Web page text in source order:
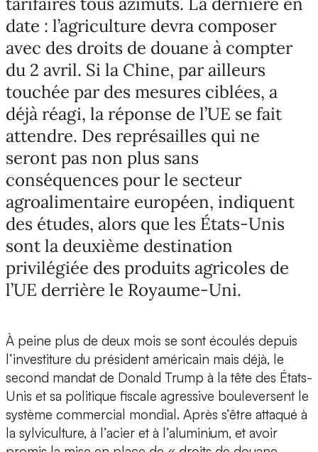
date : l’agriculture devra composer
avec des droits de douane à compter
du 2 avril. Si la Chine, par ailleurs
touchée par des mesures ciblées, a
déjà réagi, la réponse de l’UE se fait
attendre. Des représailles qui ne
seront pas non plus sans
conséquences pour le secteur
agroalimentaire européen, indiquent
des études, alors que les États-Unis
sont la deuxième destination
privilégiée des produits agricoles de
l’UE derrière le Royaume-Uni.
À peine plus de deux mois se sont écoulés depuis
l’investiture du président américain mais déjà, le
second mandat de Donald Trump à la tête des États-
Unis et sa politique fiscale agressive bouleversent le
système commercial mondial. Après s’être attaqué à
la sylviculture, à l’acier et à l’aluminium, et avoir